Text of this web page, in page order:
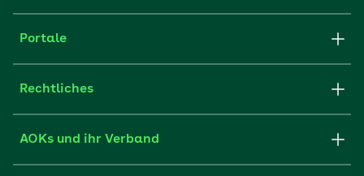
Portale
Rechtliches
AOKs und ihr Verband